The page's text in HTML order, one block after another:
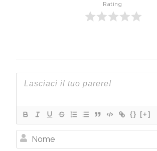
Rating
{} [+]